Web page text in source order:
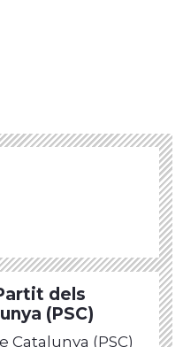
dels
(PSC)
Catalunya (PSC)